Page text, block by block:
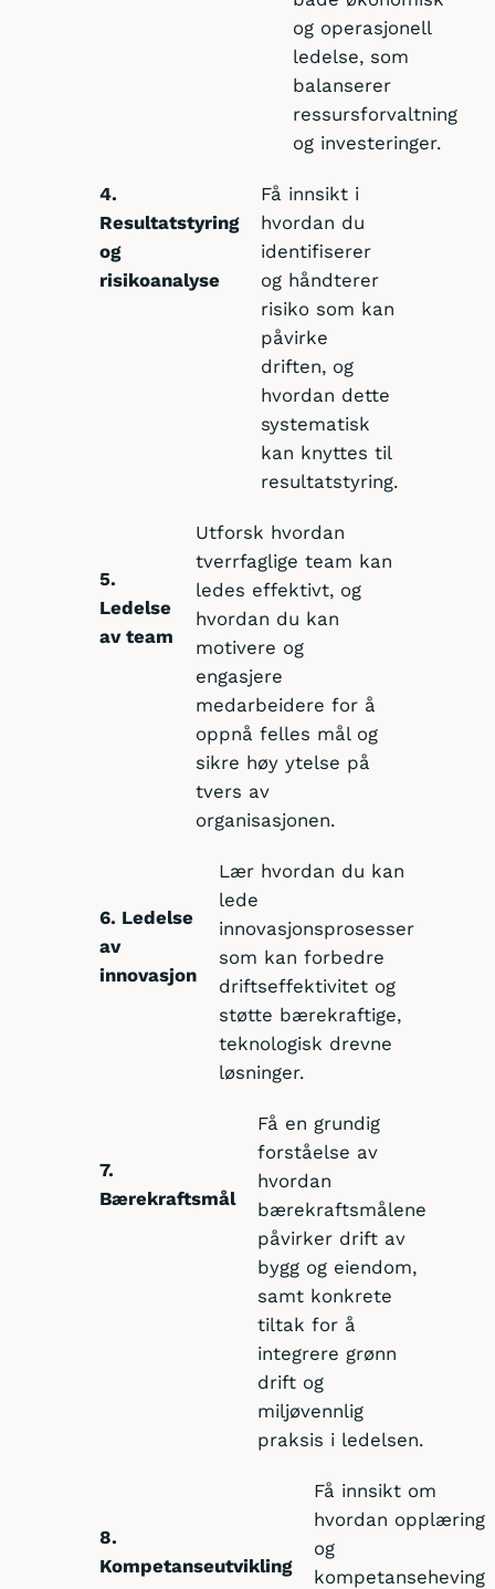
og operasjonell
ledelse, som
balanserer
ressursforvaltning
og investeringer.
4.
Resultatstyring
og
risikoanalyse
Få innsikt i
hvordan du
identifiserer
og håndterer
risiko som kan
påvirke
driften, og
hvordan dette
systematisk
kan knyttes til
resultatstyring.
5.
Ledelse
av team
Utforsk hvordan
tverrfaglige team kan
ledes effektivt, og
hvordan du kan
motivere og
engasjere
medarbeidere for å
oppnå felles mål og
sikre høy ytelse på
tvers av
organisasjonen.
6. Ledelse
av
innovasjon
Lær hvordan du kan
lede
innovasjonsprosesser
som kan forbedre
driftseffektivitet og
støtte bærekraftige,
teknologisk drevne
løsninger.
7.
Bærekraftsmål
Få en grundig
forståelse av
hvordan
bærekraftsmålene
påvirker drift av
bygg og eiendom,
samt konkrete
tiltak for å
integrere grønn
drift og
miljøvennlig
praksis i ledelsen.
8.
Kompetanseutvikling
Få innsikt om
hvordan opplæring
og
kompetanseheving